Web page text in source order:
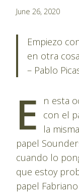
By
Montes
June 26, 2020
Empiezo
en otra
– Pablo
E
n esta
con el
la
papel
cuando lo
que estoy
papel